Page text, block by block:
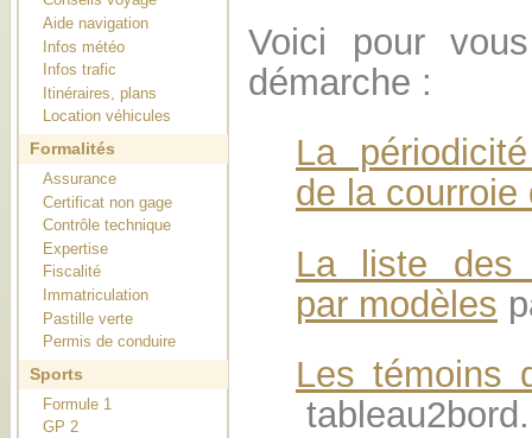
Aide navigation
Infos météo
Infos trafic
Itinéraires, plans
Location véhicules
Formalités
Assurance
Certificat non gage
Contrôle technique
Expertise
Fiscalité
Immatriculation
Pastille verte
Permis de conduire
Sports
Formule 1
GP 2
Voici pour
démarche :
La
de la courroie
La liste des
par modèles
Les témoins